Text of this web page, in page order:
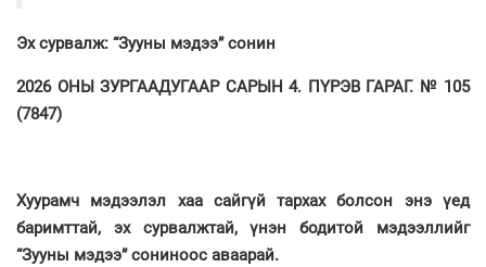
Эх сурвалж: “Зууны мэдээ” сонин
2026 ОНЫ ЗУРГААДУГААР САРЫН 4. ПҮРЭВ ГАРАГ. № 105
(7847)
Хуурамч мэдээлэл хаа сайгүй тархах болсон энэ үед
баримттай, эх сурвалжтай, үнэн бодитой мэдээллийг
“Зууны мэдээ” сониноос аваарай.